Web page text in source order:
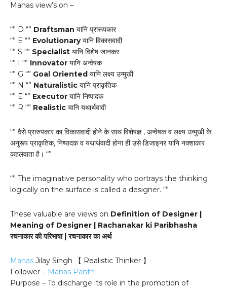
Manas view’s on –
“” D “” Draftsman यानि प्रारूपकार
“” E “” Evolutionaryयानि विकासवादी
“” S “” Specialist यानि विशेष जानकर
“” I “” Innovator यानि अन्वेषक
“” G “” Goal Oriented यानि लक्ष्य उन्मुखी
“” N “” Naturalistic यानि प्राकृतिक
“” E “” Executor यानि निष्पादक
“” R “” Realistic यानि यथार्थवादी
“” वैसे प्रारुपकार का विकासवादी होने के साथ विशेषज्ञ , अन्वेषक व लक्ष्य उन्मुखी के
अनुरूप प्राकृतिक, निष्पादक व यथार्थवादी होना ही उसे डिजाइनर यानि नक्शाकार
कहलवाता है। “”
“” The imaginative personality who portrays the thinking
logically on the surface is called a designer. “”
These valuable are views on Definition of Designer |
Meaning of Designer | Rachanakar ki Paribhasha
रचनाकार की परिभाषा | रचनाकार का अर्थ
Manas Jilay Singh 【 Realistic Thinker 】
Follower – Manas Panth
Purpose – To discharge its role in the promotion of